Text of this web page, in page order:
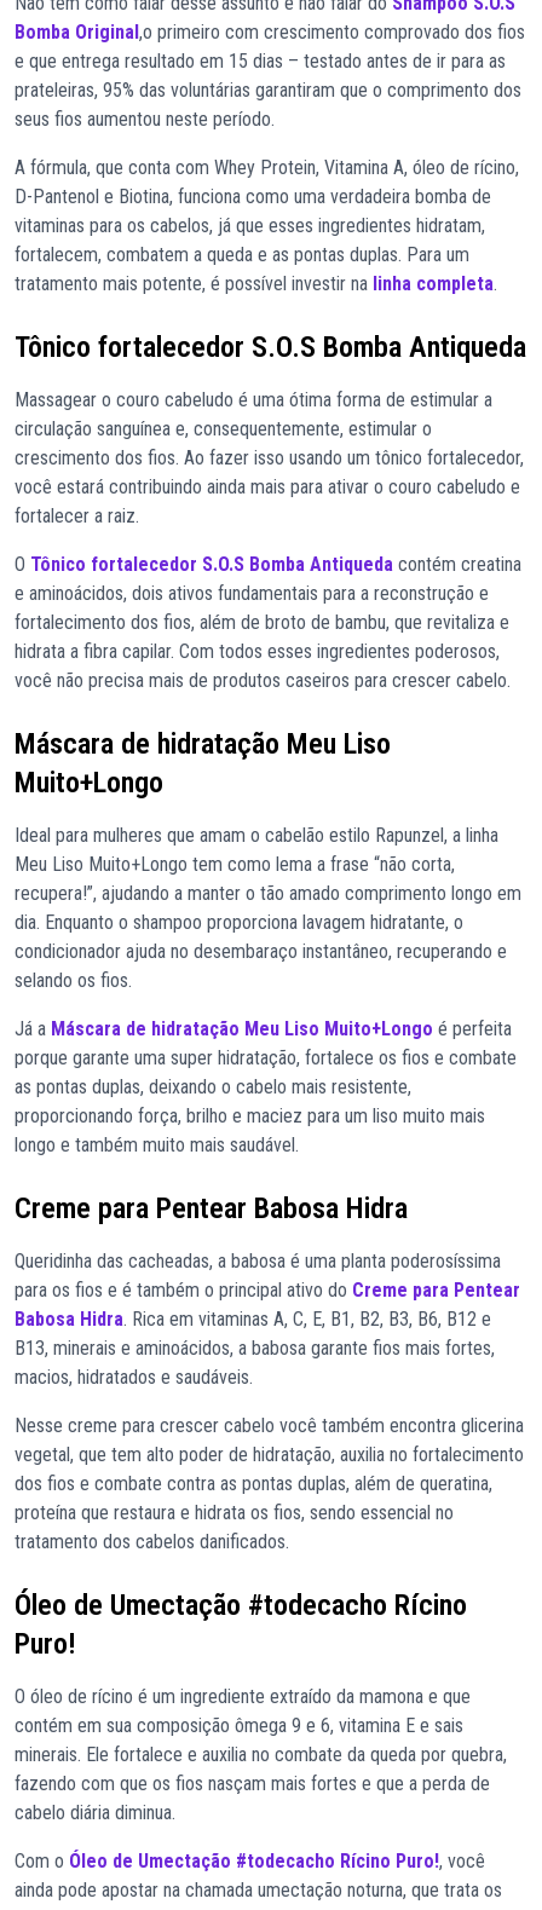
Bomba Original,o primeiro com crescimento comprovado dos fios
e que entrega resultado em 15 dias – testado antes de ir para as
prateleiras, 95% das voluntárias garantiram que o comprimento dos
seus fios aumentou neste período.
A fórmula, que conta com Whey Protein, Vitamina A, óleo de rícino,
D-Pantenol e Biotina, funciona como uma verdadeira bomba de
vitaminas para os cabelos, já que esses ingredientes hidratam,
fortalecem, combatem a queda e as pontas duplas. Para um
tratamento mais potente, é possível investir na linha completa.
Tônico fortalecedor S.O.S Bomba Antiqueda
Massagear o couro cabeludo é uma ótima forma de estimular a
circulação sanguínea e, consequentemente, estimular o
crescimento dos fios. Ao fazer isso usando um tônico fortalecedor,
você estará contribuindo ainda mais para ativar o couro cabeludo e
fortalecer a raiz.
O Tônico fortalecedor S.O.S Bomba Antiqueda contém creatina
e aminoácidos, dois ativos fundamentais para a reconstrução e
fortalecimento dos fios, além de broto de bambu, que revitaliza e
hidrata a fibra capilar. Com todos esses ingredientes poderosos,
você não precisa mais de produtos caseiros para crescer cabelo.
Máscara de hidratação Meu Liso
Muito+Longo
Ideal para mulheres que amam o cabelão estilo Rapunzel, a linha
Meu Liso Muito+Longo tem como lema a frase “não corta,
recupera!”, ajudando a manter o tão amado comprimento longo em
dia. Enquanto o shampoo proporciona lavagem hidratante, o
condicionador ajuda no desembaraço instantâneo, recuperando e
selando os fios.
Já a Máscara de hidratação Meu Liso Muito+Longo é perfeita
porque garante uma super hidratação, fortalece os fios e combate
as pontas duplas, deixando o cabelo mais resistente,
proporcionando força, brilho e maciez para um liso muito mais
longo e também muito mais saudável.
Creme para Pentear Babosa Hidra
Queridinha das cacheadas, a babosa é uma planta poderosíssima
para os fios e é também o principal ativo do Creme para Pentear
Babosa Hidra. Rica em vitaminas A, C, E, B1, B2, B3, B6, B12 e
B13, minerais e aminoácidos, a babosa garante fios mais fortes,
macios, hidratados e saudáveis.
Nesse creme para crescer cabelo você também encontra glicerina
vegetal, que tem alto poder de hidratação, auxilia no fortalecimento
dos fios e combate contra as pontas duplas, além de queratina,
proteína que restaura e hidrata os fios, sendo essencial no
tratamento dos cabelos danificados.
Óleo de Umectação #todecacho Rícino
Puro!
O óleo de rícino é um ingrediente extraído da mamona e que
contém em sua composição ômega 9 e 6, vitamina E e sais
minerais. Ele fortalece e auxilia no combate da queda por quebra,
fazendo com que os fios nasçam mais fortes e que a perda de
cabelo diária diminua.
Com o Óleo de Umectação #todecacho Rícino Puro!, você
ainda pode apostar na chamada umectação noturna, que trata os